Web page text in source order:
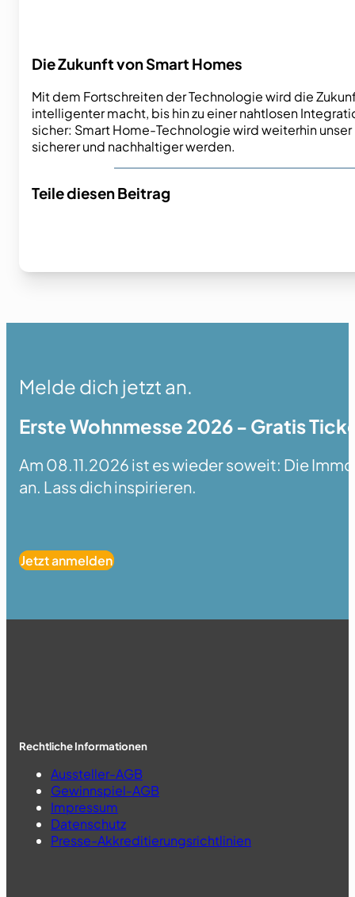
Die Zukunft von Smart Homes
Mit dem Fortschreiten der Technologie wird die
intelligenter macht, bis hin zu einer nahtlosen
sicher: Smart Home-Technologie wird weiterhin
sicherer und nachhaltiger werden.
Teile diesen Beitrag
Melde dich jetzt an.
Erste Wohnmesse 2026 - Gratis
Am 08.11.2026 ist es wieder soweit: Die
an. Lass dich inspirieren.
Jetzt anmelden
Rechtliche Informationen
Aussteller-AGB
Gewinnspiel-AGB
Impressum
Datenschutz
Presse-Akkreditierungsrichtlinien